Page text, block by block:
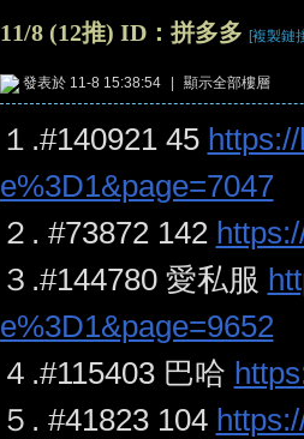
11/8 (12推) ID：拼多多 [複製鏈
發表於 11-8 15:38:54 顯示全部樓層
１.#140921 45
e%3D1&page=7047
２. #73872 142
３.#144780 愛私服
e%3D1&page=9652
４.#115403 巴哈
５. #41823 104